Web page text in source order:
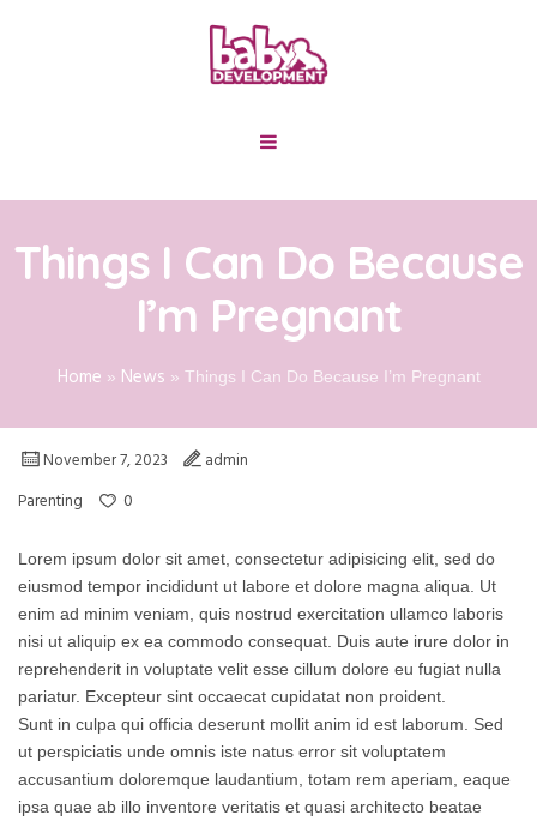
Things I Can Do Because
I’m Pregnant
Home » News » Things I Can Do Because I’m Pregnant
November 7, 2023
admin
Parenting
0
Lorem ipsum dolor sit amet, consectetur adipisicing elit, sed do
eiusmod tempor incididunt ut labore et dolore magna aliqua. Ut
enim ad minim veniam, quis nostrud exercitation ullamco laboris
nisi ut aliquip ex ea commodo consequat. Duis aute irure dolor in
reprehenderit in voluptate velit esse cillum dolore eu fugiat nulla
pariatur. Excepteur sint occaecat cupidatat non proident.
Sunt in culpa qui officia deserunt mollit anim id est laborum. Sed
ut perspiciatis unde omnis iste natus error sit voluptatem
accusantium doloremque laudantium, totam rem aperiam, eaque
ipsa quae ab illo inventore veritatis et quasi architecto beatae